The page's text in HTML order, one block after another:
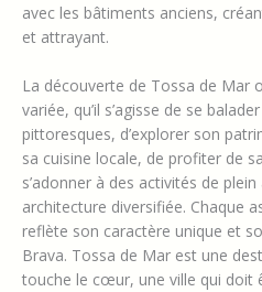
avec les bâtiments anciens,
et attrayant.
La découverte de Tossa de Mar
variée, qu’il s’agisse de se
pittoresques, d’explorer son
sa cuisine locale, de profiter de
s’adonner à des activités de
architecture diversifiée. Chaque
reflète son caractère unique et
Brava. Tossa de Mar est une
touche le cœur, une ville qui doit